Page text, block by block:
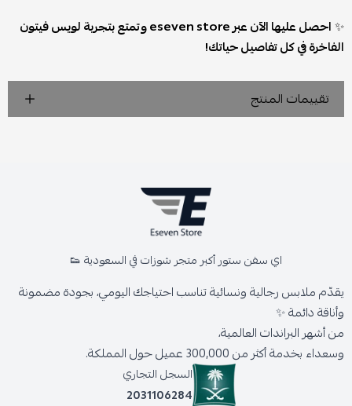
✨
احصل عليها الآن عبر eseven store وتمتع بتجربة لويس فيتون
الفاخرة في كل تفاصيل حياتك!
تقييمات المنتج
اي سفن ستور أكبر متجر شوزات في السعودية 👟
يقدّم ملابس رجالية ونسائية تناسب احتياجك اليومي، بجودة مضمونة
وأناقة دائمة ✨
من أشهر البراندات العالمية،
وسعداء بخدمة أكثر من 300,000 عميل حول المملكة.
السجل التجاري
2031106284